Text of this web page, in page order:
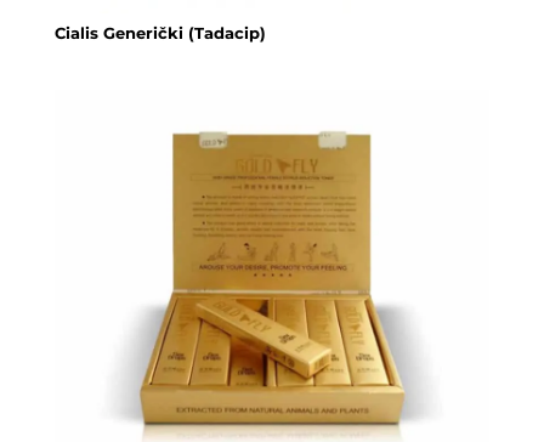
Cialis Generički (Tadacip)